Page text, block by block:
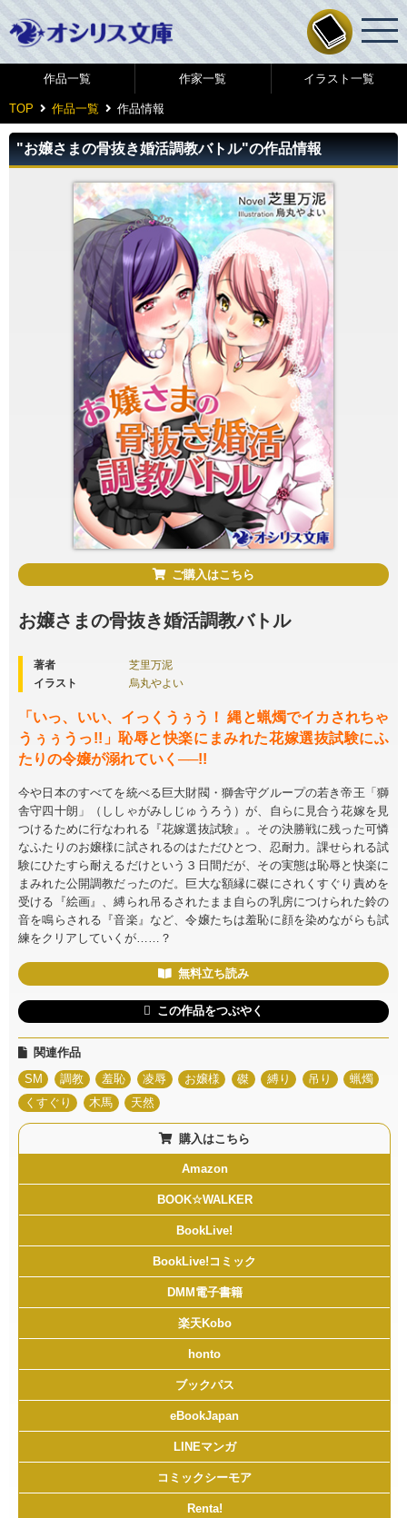
作品一覧 作家一覧 イラスト一覧
TOP 作品一覧 作品情報
"お嬢さまの骨抜き婚活調教バトル"の作品情報
ご購入はこちら
お嬢さまの骨抜き婚活調教バトル
著者
芝里万泥
イラスト
烏丸やよい
「いっ、いい、イっくうぅう！ 縄と蝋燭でイカされちゃ
うぅぅうっ!!」恥辱と快楽にまみれた花嫁選抜試験にふ
たりの令嬢が溺れていく──!!
今や日本のすべてを統べる巨大財閥・獅舎守グループの若き帝王「獅
舎守四十朗」（ししゃがみしじゅうろう）が、自らに見合う花嫁を見
つけるために行なわれる『花嫁選抜試験』。その決勝戦に残った可憐
なふたりのお嬢様に試されるのはただひとつ、忍耐力。課せられる試
験にひたすら耐えるだけという３日間だが、その実態は恥辱と快楽に
まみれた公開調教だったのだ。巨大な額縁に磔にされくすぐり責めを
受ける『絵画』、縛られ吊るされたまま自らの乳房につけられた鈴の
音を鳴らされる『音楽』など、令嬢たちは羞恥に顔を染めながらも試
練をクリアしていくが……？
無料立ち読み
この作品をつぶやく
関連作品
SM
調教 羞恥 凌辱 お嬢様 磔 縛り 吊り
蝋燭
くすぐり
木馬 天然
購入はこちら
Amazon
BOOK☆WALKER
BookLive!
BookLive!コミック
DMM電子書籍
楽天Kobo
honto
ブックパス
eBookJapan
LINEマンガ
コミックシーモア
Renta!